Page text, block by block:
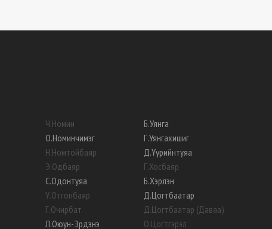
Ч.Номин
О.Номинчимэг
Н.Номтойбаяр
Э.Одбаяр
С.Одонтуяа
У.Отгонбаяр
Г.Очирбат
Л.Оюун-Эрдэнэ
Б.Уянга
Г.Уянгахишиг
Д.Үүрийнтуяа
Г.Хосбаяр
Б.Хэрлэн
Д.Цогтбаатар
Д.Цогтбаатар (Даваа)
О.Цогтгэрэл